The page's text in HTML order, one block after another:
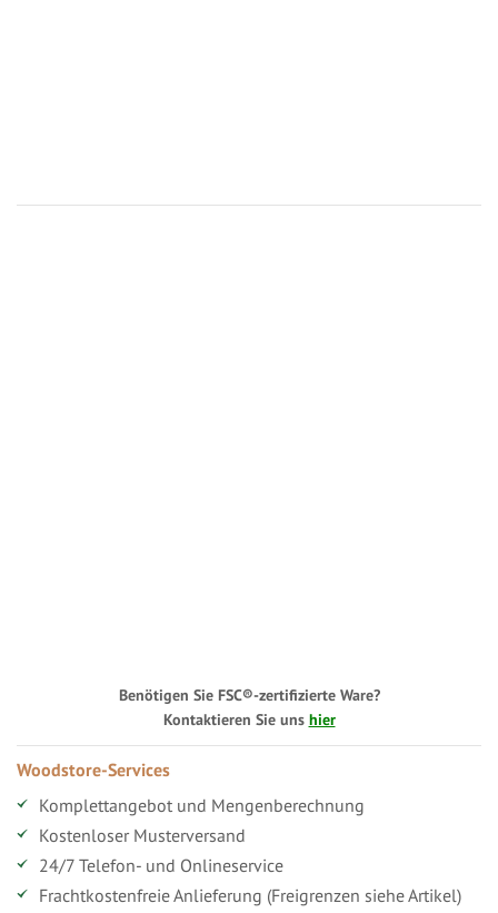
Benötigen Sie FSC®-zertifizierte Ware?
Kontaktieren Sie uns hier
Woodstore-Services
Komplettangebot und Mengenberechnung
Kostenloser Musterversand
24/7 Telefon- und Onlineservice
Frachtkostenfreie Anlieferung (Freigrenzen siehe Artikel)